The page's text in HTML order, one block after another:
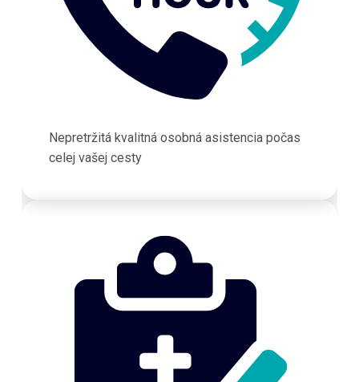
Nepretržitá kvalitná osobná asistencia počas
celej vašej cesty